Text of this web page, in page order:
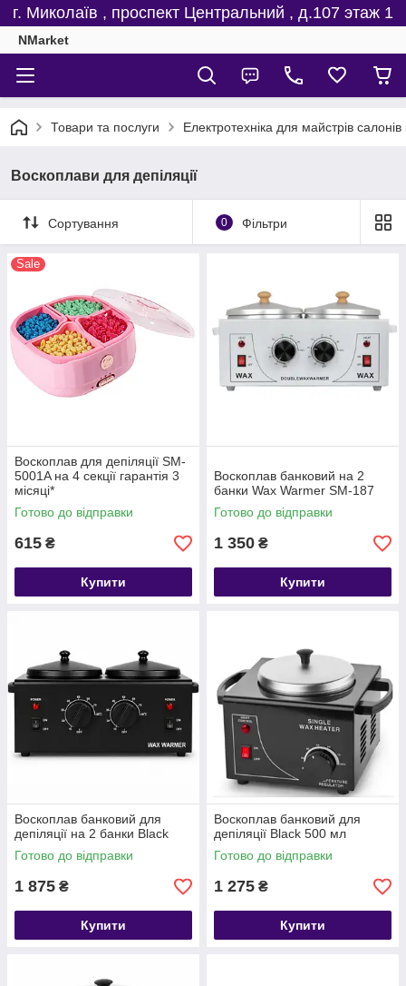
г. Миколаїв , проспект Центральний , д.107 этаж 1
NMarket
Товари та послуги Електротехніка для майстрів салонів
Воскоплави для депіляції
Сортування 0 Фільтри
Sale
Воскоплав для депіляції SM-
5001A на 4 секції гарантія 3
місяці*
Готово до відправки
615 ₴
Купити
Воскоплав банковий на 2
банки Wax Warmer SM-187
Готово до відправки
1 350 ₴
Купити
Воскоплав банковий для
депіляції на 2 банки Black
Готово до відправки
1 875 ₴
Купити
Воскоплав банковий для
депіляції Black 500 мл
Готово до відправки
1 275 ₴
Купити